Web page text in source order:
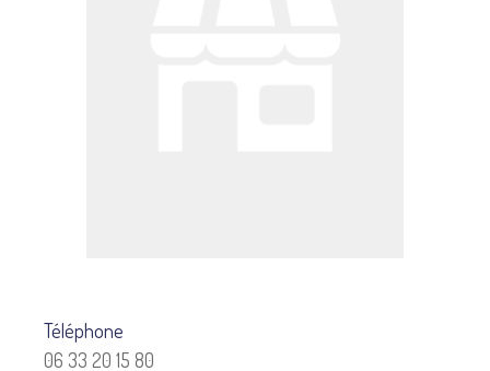
Téléphone
06 33 20 15 80